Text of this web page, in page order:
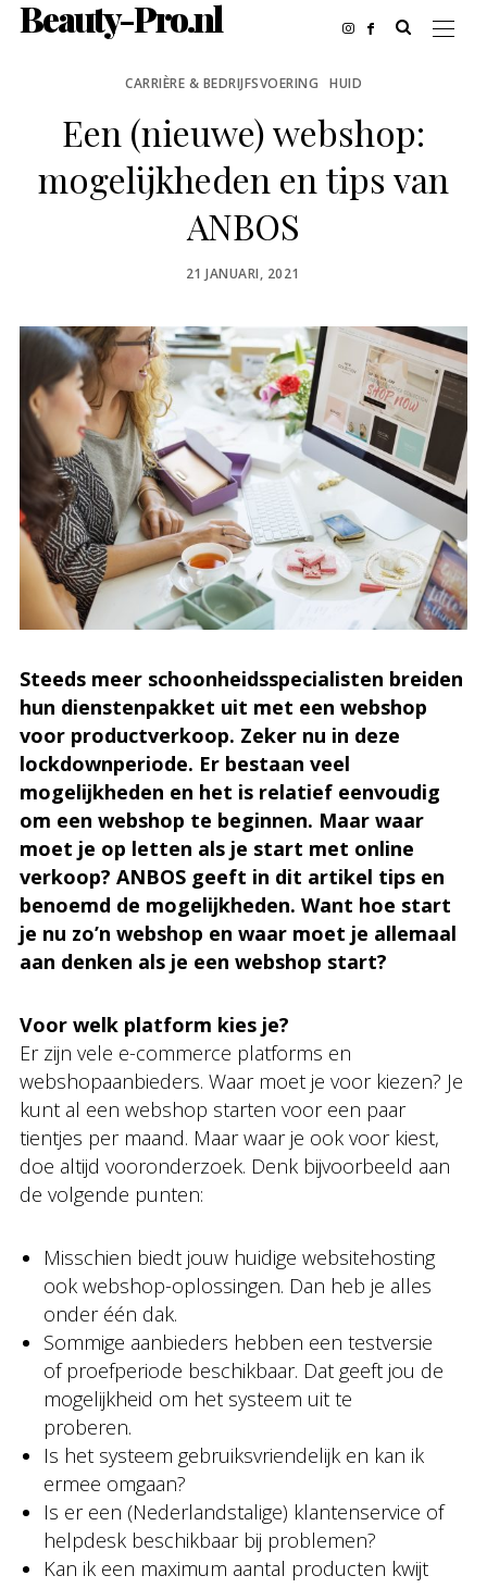
Beauty-Pro.nl
CARRIÈRE & BEDRIJFSVOERING HUID
Een (nieuwe) webshop:
mogelijkheden en tips van
ANBOS
POSTED
21 JANUARI, 2021
Steeds meer schoonheidsspecialisten breiden
hun dienstenpakket uit met een webshop
voor productverkoop. Zeker nu in deze
lockdownperiode. Er bestaan veel
mogelijkheden en het is relatief eenvoudig
om een webshop te beginnen. Maar waar
moet je op letten als je start met online
verkoop? ANBOS geeft in dit artikel tips en
benoemd de mogelijkheden. Want hoe start
je nu zo’n webshop en waar moet je allemaal
aan denken als je een webshop start?
Voor welk platform kies je?
Er zijn vele e-commerce platforms en
webshopaanbieders. Waar moet je voor kiezen? Je
kunt al een webshop starten voor een paar
tientjes per maand. Maar waar je ook voor kiest,
doe altijd vooronderzoek. Denk bijvoorbeeld aan
de volgende punten:
Misschien biedt jouw huidige websitehosting
ook webshop-oplossingen. Dan heb je alles
onder één dak.
Sommige aanbieders hebben een testversie
of proefperiode beschikbaar. Dat geeft jou de
mogelijkheid om het systeem uit te
proberen.
Is het systeem gebruiksvriendelijk en kan ik
ermee omgaan?
Is er een (Nederlandstalige) klantenservice of
helpdesk beschikbaar bij problemen?
Kan ik een maximum aantal producten kwijt